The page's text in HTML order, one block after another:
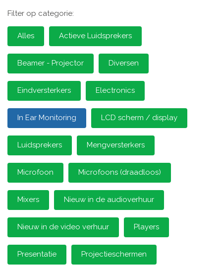
Filter op categorie:
Alles Actieve Luidsprekers
Beamer - Projector Diversen
Eindversterkers Electronics
In Ear Monitoring LCD scherm / display
Luidsprekers Mengversterkers
Microfoon Microfoons (draadloos)
Mixers Nieuw in de audioverhuur
Nieuw in de video verhuur Players
Presentatie Projectieschermen